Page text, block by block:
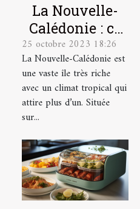
La Nouvelle-
Calédonie : ce
qu’il faut
comprendre !
25 octobre 2023 18:26
La Nouvelle-Calédonie est
une vaste île très riche
avec un climat tropical qui
attire plus d’un. Située
sur...